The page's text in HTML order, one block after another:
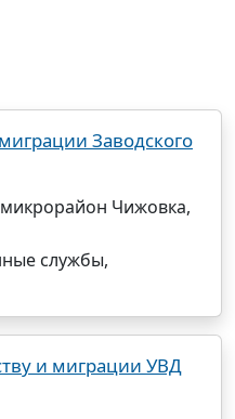
Заводского
Чижовка,
службы,
и миграции УВД